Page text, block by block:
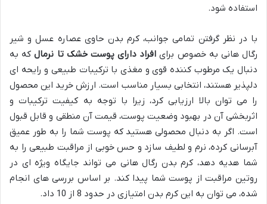
استفاده شود.
با در نظر گرفتن تمامی جوانب، کرم بدن حاوی عصاره عسل و شیر
رگال هانی به خصوص برای افراد دارای پوست خشک تا نرمالکه به
دنبال یک مرطوب کننده قوی و مغذی با ترکیبات طبیعی و رایحه ای
دلپذیر هستند، انتخابی بسیار مناسب است. ارزش خرید این محصول
را می توان بالا ارزیابی کرد، زیرا با توجه به کیفیت ترکیبات و
اثربخشی آن در بهبود وضعیت پوست، قیمت آن منطقی و قابل قبول
است. اگر به دنبال محصولی هستید که پوست شما را به طور عمیق
آبرسانی کرده، نرم و لطیف سازد و حس خوبی از مراقبت طبیعی را به
شما هدیه دهد، کرم بدن رگال هانی می تواند جایگاه ویژه ای در
روتین مراقبت از پوست شما پیدا کند. بر اساس بررسی های انجام
شده، می توان به این کرم بدن امتیازی در حدود 8 از 10 داد.